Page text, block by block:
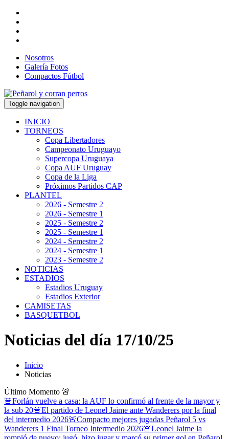
Nosotros
Galería Fotos
Compactos Fútbol
Toggle navigation
INICIO
TORNEOS
Copa Libertadores
Campeonato Uruguayo
Supercopa Uruguaya
Copa AUF Uruguay
Copa de la Liga
Próximos Partidos CAP
PLANTEL
2026 - Semestre 2
2026 - Semestre 1
2025 - Semestre 2
2025 - Semestre 1
2024 - Semestre 2
2024 - Semestre 1
2023 - Semestre 2
NOTICIAS
ESTADIOS
Estadios Uruguay
Estadios Exterior
CAMISETAS
BASQUETBOL
Noticias del día 17/10/25
Inicio
Noticias
Último Momento 🚨
🚨Forlán vuelve a casa: la AUF lo confirmó al frente de la mayor y
la sub 20🚨El partido de Leonel Jaime ante Wanderers por la final
del intermedio 2026🚨Compacto mejores jugadas Peñarol 5 vs
Wanderers 1 Final Torneo Intermedio 2026🚨Leonel Jaime la